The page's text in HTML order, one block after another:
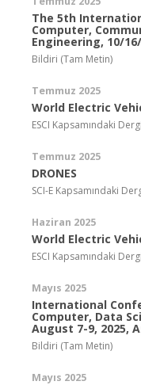
The 5th
Computer,
Engineering, 10/
Bildiri (Tam Metin)
Temmuz 2025
World Electric
ESCI Kapsamındaki Dergi
Temmuz 2025
DRONES
SCI-E Kapsamındaki
Haziran 2025
World Electric
ESCI Kapsamındaki Dergi
Mayıs 2025
International
Computer, Data
August 7-9, 2025,
Bildiri (Tam Metin)
Mayıs 2025